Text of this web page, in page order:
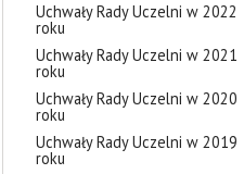
Uchwały Rady Uczelni w 2022
roku
Uchwały Rady Uczelni w 2021
roku
Uchwały Rady Uczelni w 2020
roku
Uchwały Rady Uczelni w 2019
roku